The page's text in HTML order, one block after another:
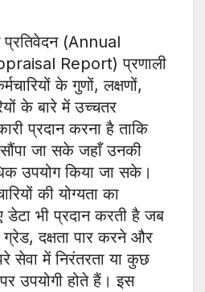
प्रतिवेदन (Annual
Report) प्रणाली
के गुणों, लक्षणों,
के बारे में उच्चतर
प्रदान करना है ताकि
सौंपा जा सके जहाँ उनकी
उपयोग किया जा सके।
की योग्यता का
भी प्रदान करती है जब
ग्रेड, दक्षता पार करने और
सेवा में निरंतरता या कुछ
उपयोगी होते हैं। इस